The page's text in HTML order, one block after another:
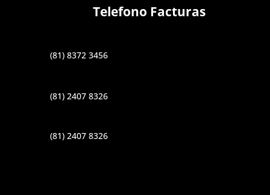
Telefono Facturas
(81) 8372 3456
(81) 2407 8326
(81) 2407 8326